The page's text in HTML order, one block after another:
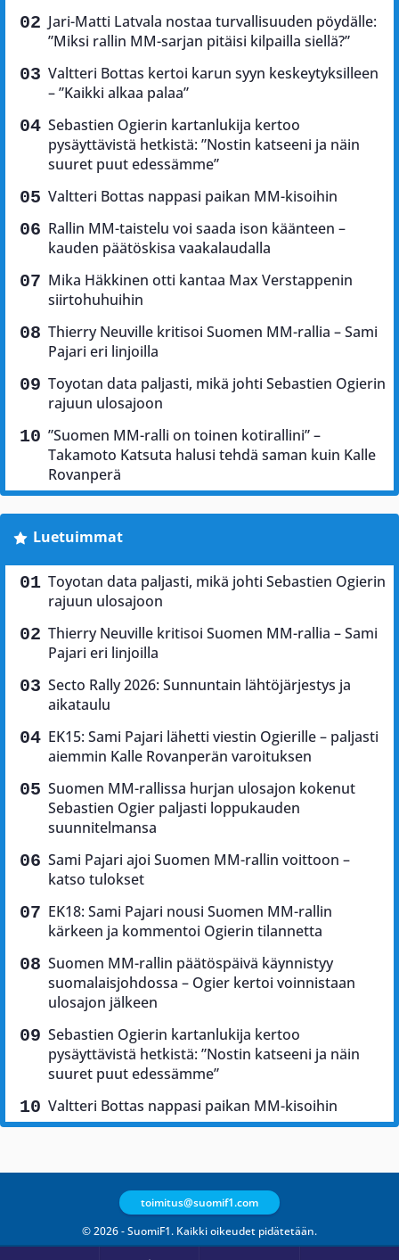
Jari-Matti Latvala nostaa turvallisuuden pöydälle:
”Miksi rallin MM-sarjan pitäisi kilpailla siellä?”
Valtteri Bottas kertoi karun syyn keskeytyksilleen
– ”Kaikki alkaa palaa”
Sebastien Ogierin kartanlukija kertoo
pysäyttävistä hetkistä: ”Nostin katseeni ja näin
suuret puut edessämme”
Valtteri Bottas nappasi paikan MM-kisoihin
Rallin MM-taistelu voi saada ison käänteen –
kauden päätöskisa vaakalaudalla
Mika Häkkinen otti kantaa Max Verstappenin
siirtohuhuihin
Thierry Neuville kritisoi Suomen MM-rallia – Sami
Pajari eri linjoilla
Toyotan data paljasti, mikä johti Sebastien Ogierin
rajuun ulosajoon
”Suomen MM-ralli on toinen kotirallini” –
Takamoto Katsuta halusi tehdä saman kuin Kalle
Rovanperä
Luetuimmat
Toyotan data paljasti, mikä johti Sebastien Ogierin
rajuun ulosajoon
Thierry Neuville kritisoi Suomen MM-rallia – Sami
Pajari eri linjoilla
Secto Rally 2026: Sunnuntain lähtöjärjestys ja
aikataulu
EK15: Sami Pajari lähetti viestin Ogierille – paljasti
aiemmin Kalle Rovanperän varoituksen
Suomen MM-rallissa hurjan ulosajon kokenut
Sebastien Ogier paljasti loppukauden
suunnitelmansa
Sami Pajari ajoi Suomen MM-rallin voittoon –
katso tulokset
EK18: Sami Pajari nousi Suomen MM-rallin
kärkeen ja kommentoi Ogierin tilannetta
Suomen MM-rallin päätöspäivä käynnistyy
suomalaisjohdossa – Ogier kertoi voinnistaan
ulosajon jälkeen
Sebastien Ogierin kartanlukija kertoo
pysäyttävistä hetkistä: ”Nostin katseeni ja näin
suuret puut edessämme”
Valtteri Bottas nappasi paikan MM-kisoihin
© 2026 - SuomiF1. Kaikki oikeudet pidätetään.
toimitus@suomif1.com